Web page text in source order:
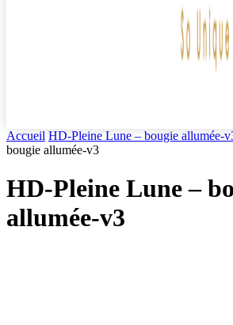
Accueil HD-Pleine Lune – bougie allumée-
bougie allumée-v3
HD-Pleine Lune –
allumée-v3